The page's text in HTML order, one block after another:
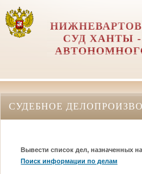
СУД ХАНТЫ
СУДЕБНОЕ
Вывести список дел, назначенных
Поиск информации по делам